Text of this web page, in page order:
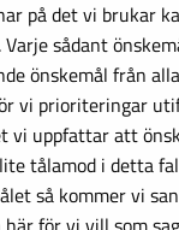
på det vi brukar
Varje sådant
önskemål från
vi prioriteringar
vi uppfattar att
tålamod i detta
så kommer vi